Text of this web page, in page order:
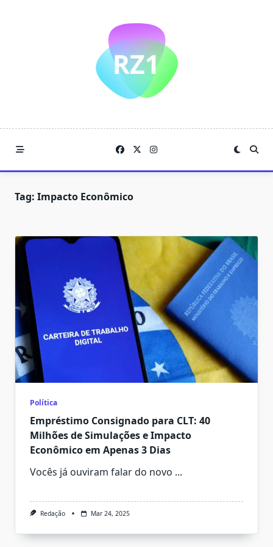
Tag: Impacto Econômico
Política
Empréstimo Consignado para CLT: 40
Milhões de Simulações e Impacto
Econômico em Apenas 3 Dias
Vocês já ouviram falar do novo ...
Redação Mar 24, 2025